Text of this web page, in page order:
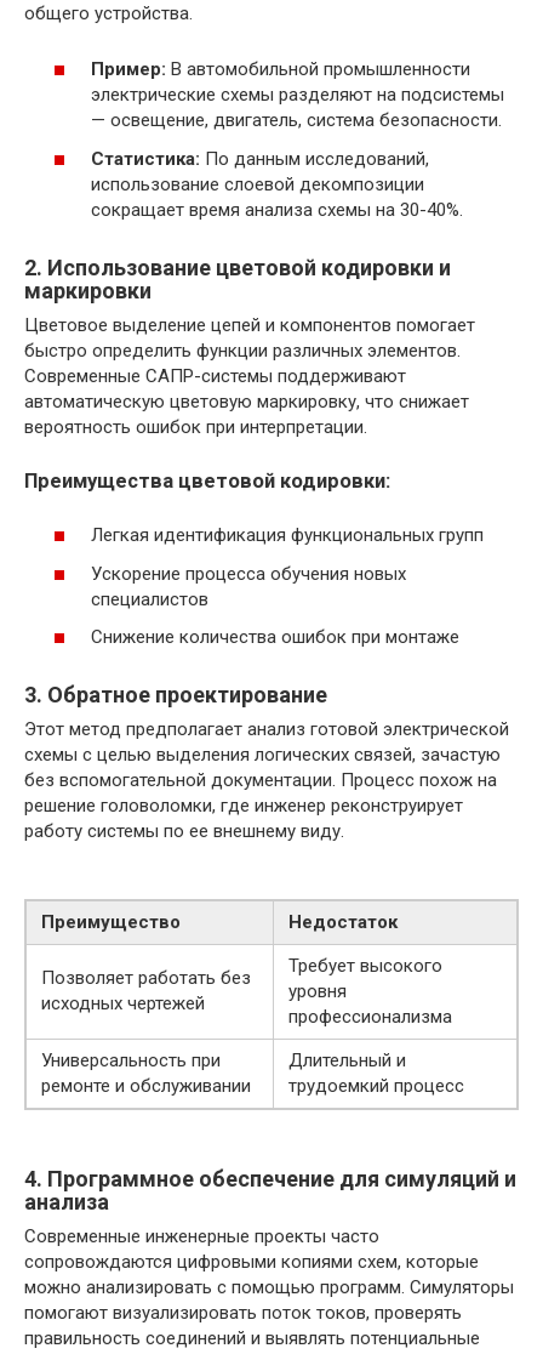
общего устройства.
Пример: В автомобильной промышленности
электрические схемы разделяют на подсистемы
— освещение, двигатель, система безопасности.
Статистика: По данным исследований,
использование слоевой декомпозиции
сокращает время анализа схемы на 30-40%.
2. Использование цветовой кодировки и
маркировки
Цветовое выделение цепей и компонентов помогает
быстро определить функции различных элементов.
Современные САПР-системы поддерживают
автоматическую цветовую маркировку, что снижает
вероятность ошибок при интерпретации.
Преимущества цветовой кодировки:
Легкая идентификация функциональных групп
Ускорение процесса обучения новых
специалистов
Снижение количества ошибок при монтаже
3. Обратное проектирование
Этот метод предполагает анализ готовой электрической
схемы с целью выделения логических связей, зачастую
без вспомогательной документации. Процесс похож на
решение головоломки, где инженер реконструирует
работу системы по ее внешнему виду.
Преимущество Недостаток
Позволяет работать без
исходных чертежей
Требует высокого
уровня
профессионализма
Универсальность при
ремонте и обслуживании
Длительный и
трудоемкий процесс
4. Программное обеспечение для симуляций и
анализа
Современные инженерные проекты часто
сопровождаются цифровыми копиями схем, которые
можно анализировать с помощью программ. Симуляторы
помогают визуализировать поток токов, проверять
правильность соединений и выявлять потенциальные